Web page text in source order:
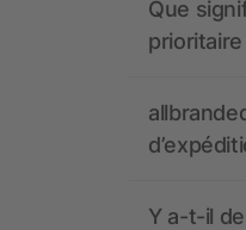
Que
Y a-t-il